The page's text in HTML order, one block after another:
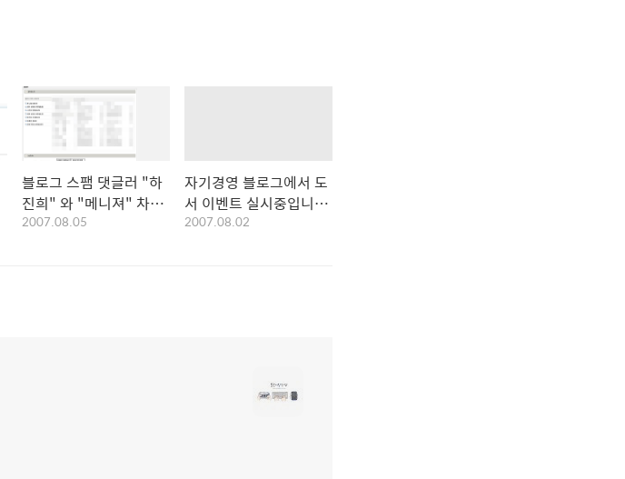
블로그 스팸 댓글러 "하
진희" 와 "메니져" 차단
하기
2007.08.05
자기경영 블로그에서 도
서 이벤트 실시중입니다
♡
2007.08.02